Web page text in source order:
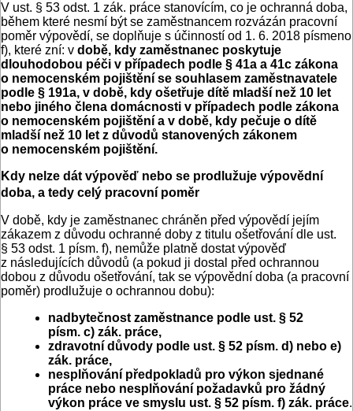
V ust. § 53 odst. 1 zák. práce stanovícím, co je ochranná doba,
během které nesmí být se zaměstnancem rozvázán pracovní
poměr výpovědí, se doplňuje s účinností od 1. 6. 2018 písmeno
f), které zní: v době, kdy zaměstnanec poskytuje
dlouhodobou péči v případech podle § 41a a 41c zákona
o nemocenském pojištění se souhlasem zaměstnavatele
podle § 191a, v době, kdy ošetřuje dítě mladší než 10 let
nebo jiného člena domácnosti v případech podle zákona
o nemocenském pojištění a v době, kdy pečuje o dítě
mladší než 10 let z důvodů stanovených zákonem
o nemocenském pojištění.
Kdy nelze dát výpověď nebo se prodlužuje výpovědní
doba, a tedy celý pracovní poměr
V době, kdy je zaměstnanec chráněn před výpovědí jejím
zákazem z důvodu ochranné doby z titulu ošetřování dle ust.
§ 53 odst. 1 písm. f), nemůže platně dostat výpověď
z následujících důvodů (a pokud ji dostal před ochrannou
dobou z důvodu ošetřování, tak se výpovědní doba (a pracovní
poměr) prodlužuje o ochrannou dobu):
nadbytečnost zaměstnance podle ust. § 52
písm. c) zák. práce,
zdravotní důvody podle ust. § 52 písm. d) nebo e)
zák. práce,
nesplňování předpokladů pro výkon sjednané
práce nebo nesplňování požadavků pro žádný
výkon práce ve smyslu ust. § 52 písm. f) zák. práce.